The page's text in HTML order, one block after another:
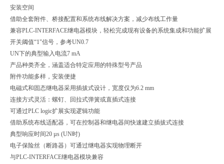
安装空间
借助全套附件、桥接配置和系统布线解决方案，减少布线工作量
兼容PLC-INTERFACE继电器模块，轻松完成现有设备的系统集成和功能扩展
开关阈值“1"信号，参考UN0.7
UN下的典型输入电流7 mA
产品种类齐全，涵盖适合特定应用的特殊型号产品
附件功能多样，安装便捷
电磁式和固态继电器采用插拔式设计，宽度仅为6.2 mm
连接方式灵活：螺钉、回拉式弹簧或直插式连接
可通过PLC logic扩展实现逻辑功能
借助系统布线适配器，可在控制器和继电器间快速建立插拔式连接
典型响应时间20 µs (UN时)
电子保险丝（断路器）可通过继电器实现物理断开
与PLC-INTERFACE继电器模块兼容